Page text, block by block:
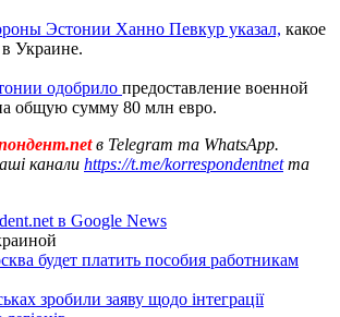
Эстонии Ханно Певкур указал, какое
Украине.
одобрило предоставление военной
общую сумму 80 млн евро.
в Telegram та WhatsApp.
канали https://t.me/korrespondentnetта
в Google News
будет платить пособия работникам
зробили заяву щодо інтеграції